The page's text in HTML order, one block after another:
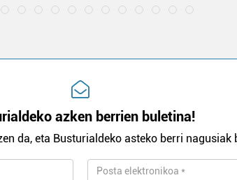
azken berrien buletina!
da, eta Busturialdeko asteko berri nagusiak